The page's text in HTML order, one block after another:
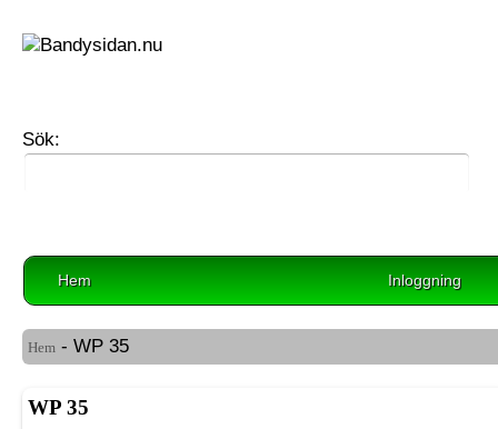
Sök:
Hem Inloggning
Hem - WP 35
WP 35